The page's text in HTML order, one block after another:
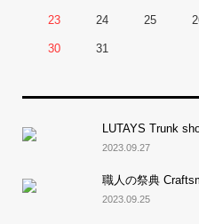
23 24 25
30 31
LUTAYS Trunk
2023.09.27
職人の祭典
2023.09.25